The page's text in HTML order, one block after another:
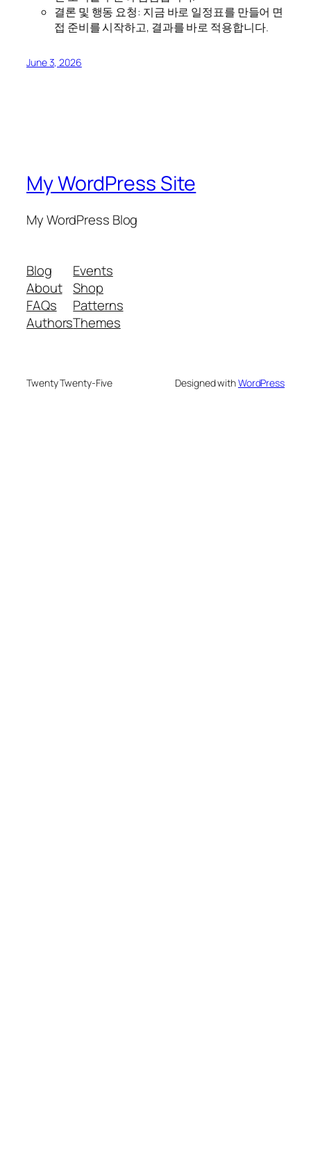
결론 및 행동 요청: 지금 바로 일정표를 만들어 면
접 준비를 시작하고, 결과를 바로 적용합니다.
June 3, 2026
My WordPress Site
My WordPress Blog
Blog
About
FAQs
Authors
Events
Shop
Patterns
Themes
Twenty Twenty-Five Designed withWordPress